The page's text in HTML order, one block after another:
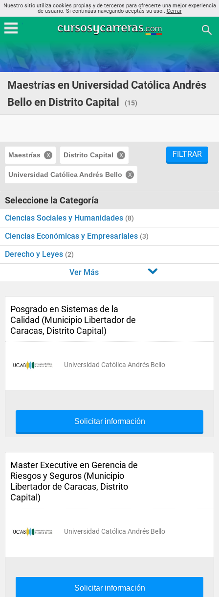
Nuestro sitio utiliza cookies propias y de terceros para ofrecerte una mejor experiencia
de usuario. Si continúas navegando aceptás su uso.. Cerrar
Maestrías en Universidad Católica Andrés
Bello en Distrito Capital
(15)
Maestrías Distrito Capital
Universidad Católica Andrés Bello
FILTRAR
Seleccione la Categoría
Ciencias Sociales y Humanidades (8)
Ciencias Económicas y Empresariales (3)
Derecho y Leyes (2)
Ver Más
Posgrado en Sistemas de la
Calidad (Municipio Libertador de
Caracas, Distrito Capital)
Universidad Católica Andrés Bello
Solicitar información
Master Executive en Gerencia de
Riesgos y Seguros (Municipio
Libertador de Caracas, Distrito
Capital)
Universidad Católica Andrés Bello
Solicitar información